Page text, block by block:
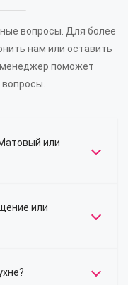
вопросы. Для более
нам или оставить
менеджер поможет
или
или